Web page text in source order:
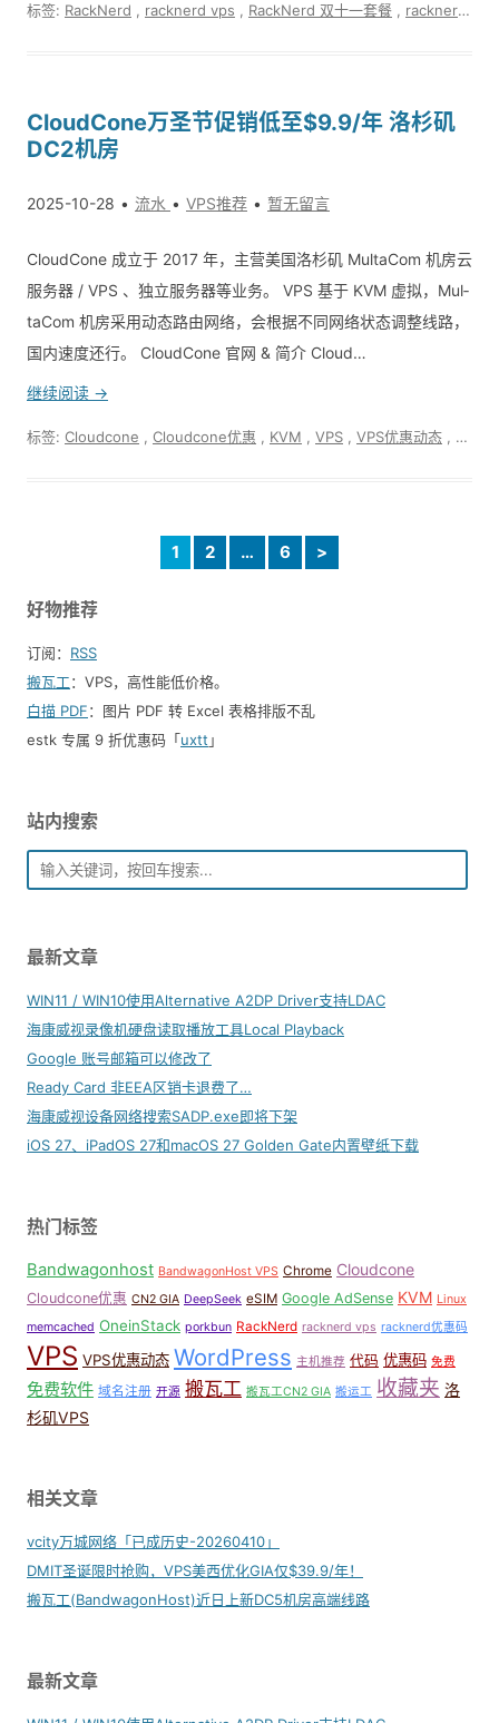
标签: RackNerd racknerd vps RackNerd 双十一套餐 racknerd优惠码
CloudCone万圣节促销低至$9.9/年 洛杉矶
DC2机房
2025-10-28 流水 VPS推荐 暂无留言
CloudCone 成立于 2017 年，主营美国洛杉矶 Mul­ta­Com 机房云
服务器 / VPS 、独立服务器等业务。 VPS 基于 KVM 虚拟，Mul­
ta­Com 机房采用动态路由网络，会根据不同网络状态调整线路，
国内速度还行。 CloudCone 官网 & 简介 Cloud…
继续阅读 →
标签: Cloudcone Cloudcone优惠 KVM VPS VPS优惠动态 美国
1 2 … 6 >
好物推荐
订阅： RSS
搬瓦工：VPS，高性能低价格。️
白描 PDF：图片 PDF 转 Excel 表格排版不乱
estk 专属 9 折优惠码「uxtt 」
站内搜索
最新文章
WIN11 / WIN10使用Alternative A2DP Driver支持LDAC
海康威视录像机硬盘读取播放工具Local Playback
Google 账号邮箱可以修改了
Ready Card 非EEA区销卡退费了…
海康威视设备网络搜索SADP.exe即将下架
iOS 27、iPadOS 27和macOS 27 Golden Gate内置壁纸下载
热门标签
Bandwagonhost BandwagonHost VPS Chrome Cloudcone
Cloudcone优惠 CN2 GIA DeepSeek eSIM Google AdSense KVM Linux
memcached OneinStack porkbun RackNerd racknerd vps racknerd优惠码
VPS VPS优惠动态 WordPress 主机推荐 代码 优惠码 免费
免费软件 域名注册 开源 搬瓦工 搬瓦工CN2 GIA 搬运工 收藏夹 洛
杉矶VPS
相关文章
vcity万城网络「已成历史-20260410」
DMIT圣诞限时抢购，VPS美西优化GIA仅$39.9/年！
搬瓦工(BandwagonHost)近日上新DC5机房高端线路
最新文章